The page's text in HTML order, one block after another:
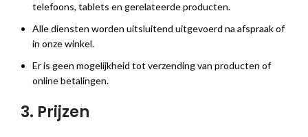
telefoons, tablets en gerelateerde producten.
Alle diensten worden uitsluitend uitgevoerd na afspraak of
in onze winkel.
Er is geen mogelijkheid tot verzending van producten of
online betalingen.
3. Prijzen